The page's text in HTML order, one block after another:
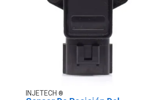
INJETECH